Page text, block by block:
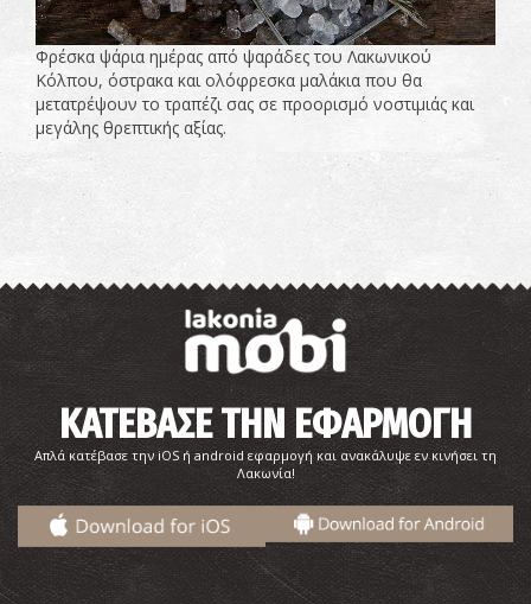
Φρέσκα ψάρια ημέρας από ψαράδες του Λακωνικού
Κόλπου, όστρακα και ολόφρεσκα μαλάκια που θα
μετατρέψουν το τραπέζι σας σε προορισμό νοστιμιάς και
μεγάλης θρεπτικής αξίας.
ΚΑΤΕΒΑΣΕ ΤΗΝ ΕΦΑΡΜΟΓΗ
Απλά κατέβασε την iOS ή android εφαρμογή και ανακάλυψε εν κινήσει τη
Λακωνία!